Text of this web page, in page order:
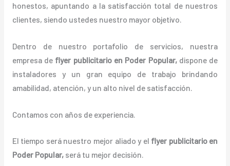
honestos, apuntando a la satisfacción total de nuestros
clientes, siendo ustedes nuestro mayor objetivo.
Dentro de nuestro portafolio de servicios, nuestra
empresa de flyer publicitarioen Poder Popular,dispone de
instaladores y un gran equipo de trabajo brindando
amabilidad, atención, y un alto nivel de satisfacción.
Contamos con años de experiencia.
El tiempo será nuestro mejor aliado y el flyer publicitarioen
Poder Popular, será tu mejor decisión.